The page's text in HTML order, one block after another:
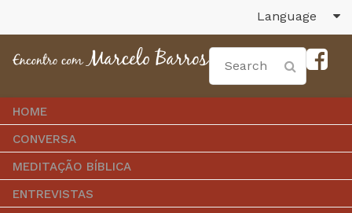
Language
HOME
CONVERSA
MEDITAÇÃO BÍBLICA
ENTREVISTAS